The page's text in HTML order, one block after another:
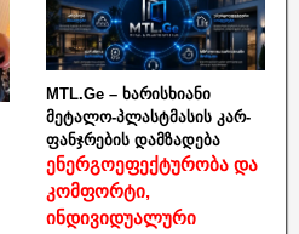
MTL.Ge – ხარისხიანი
მეტალო-პლასტმასის კარ-
ფანჯრების დამზადება
ენერგოეფექტურობა და
კომფორტი,
ინდივიდუალური